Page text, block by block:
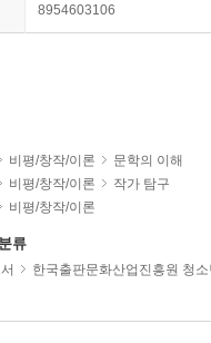
8954603106
비평/창작/이론
문학의 이해
비평/창작/이론
작가 탐구
비평/창작/이론
류
한국출판문화산업진흥원 청